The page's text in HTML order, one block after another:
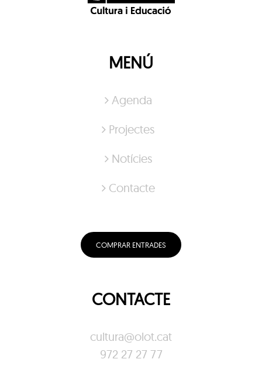
MENÚ
Agenda
Projectes
Notícies
Contacte
COMPRAR ENTRADES
CONTACTE
cultura@olot.cat
972 27 27 77